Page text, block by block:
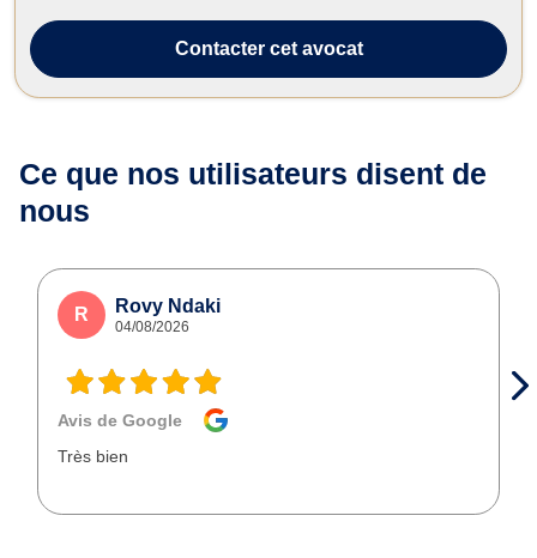
Droit Fiscal, Maîtr...
Contactercet avocat
Ce que nos utilisateurs disent de
nous
R Rovy Ndaki
04/08/2026
Avis de Google
Très bien